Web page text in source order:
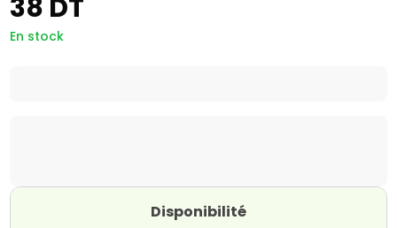
38 DT
En stock
Disponibilité